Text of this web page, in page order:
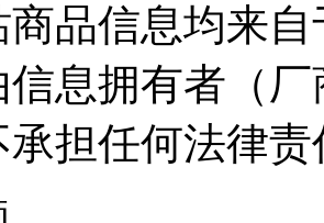
商品信息均来
信息拥有者（
担任何法律责